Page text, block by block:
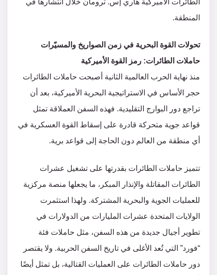
الطائرات الأميركية هاري إس. ترومان خلال انتشارها في
المنطقة.
تحولات القوة البحرية في زمن الصواريخ والمسيّرات
حاملات الطائرات: رمز القوة الأميركية
منذ نهاية الحرب العالمية الثانية أصبحت حاملات الطائرات
حجر الأساس في الاستراتيجية البحرية الأميركية، بعد أن
تراجع دور البوارج التقليدية. فهذه السفن العملاقة تمثل
قواعد جوية متحركة قادرة على إسقاط القوة العسكرية في
أي منطقة من العالم دون الحاجة إلى قواعد برية.
تتميز حاملات الطائرات بقدرتها على تشغيل عشرات
الطائرات المقاتلة والإنذار المبكر، ما يجعلها منصة مركزية
للعمليات الجوية والبحرية المشتركة. ولهذا استثمرت
الولايات المتحدة عشرات المليارات من الدولارات في
تطوير أجيال جديدة من هذه السفن، مثل حاملات فئة
“فورد” التي تُعد الأغلى في تاريخ السفن الحربية. ولا يقتصر
دور حاملات الطائرات على العمليات القتالية، بل تمثل أيضًا